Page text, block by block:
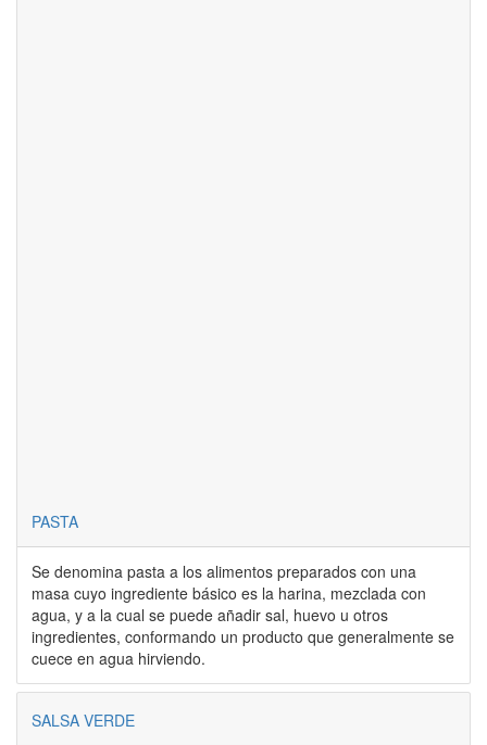
PASTA
Se denomina pasta a los alimentos preparados con una
masa cuyo ingrediente básico es la harina, mezclada con
agua, y a la cual se puede añadir sal, huevo u otros
ingredientes, conformando un producto que generalmente se
cuece en agua hirviendo.
SALSA VERDE